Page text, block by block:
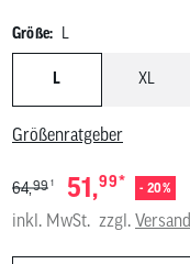
Größe:
L XL
Größenratgeber
64,99 1 51,99* - 20%
inkl. MwSt. zzgl. Versand